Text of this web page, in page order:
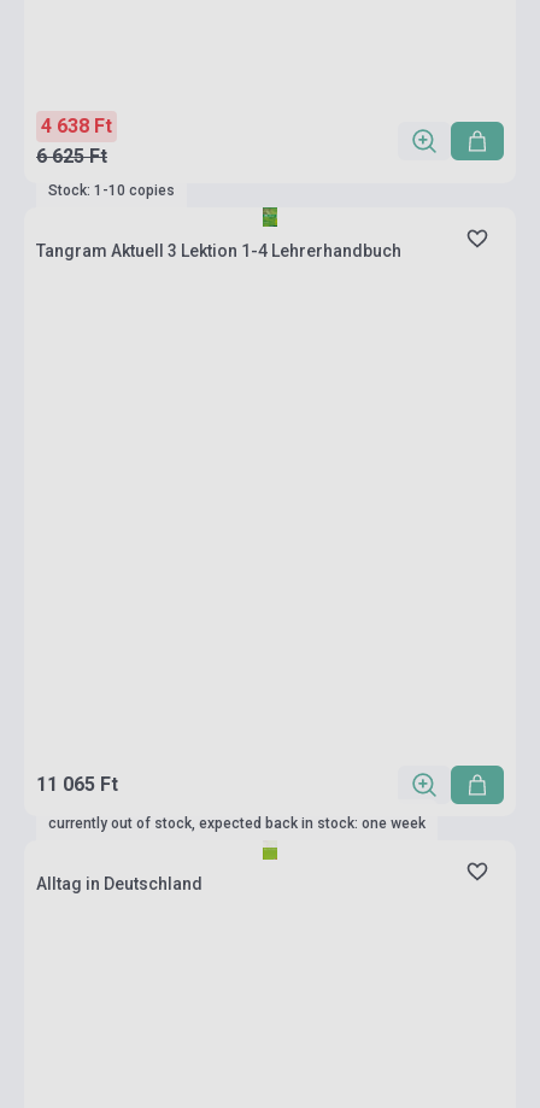
4 638 Ft
6 625 Ft
Stock: 1-10 copies
Tangram Aktuell 3 Lektion 1-4 Lehrerhandbuch
11 065 Ft
currently out of stock, expected back in stock: one week
Alltag in Deutschland